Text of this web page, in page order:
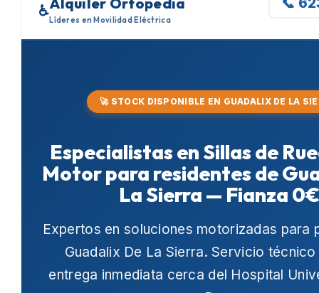
♿
Líderes en Movilidad Eléctrica
🚀 STOCK DISPONIBLE EN GUADALIX DE LA
Especialistas en Sillas de
Motor para residentes de
La Sierra — Fianza 0€
Expertos en soluciones motorizadas para
Guadalix De La Sierra. Servicio
entrega inmediata cerca del Hospital